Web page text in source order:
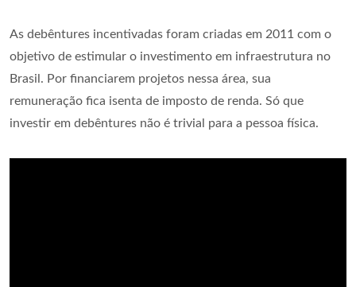
As debêntures incentivadas foram criadas em 2011 com o
objetivo de estimular o investimento em infraestrutura no
Brasil. Por financiarem projetos nessa área, sua
remuneração fica isenta de imposto de renda. Só que
investir em debêntures não é trivial para a pessoa física.